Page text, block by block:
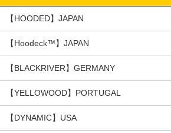
【HOODED】JAPAN
【Hoodeck™️】JAPAN
【BLACKRIVER】GERMANY
【YELLOWOOD】PORTUGAL
【DYNAMIC】USA